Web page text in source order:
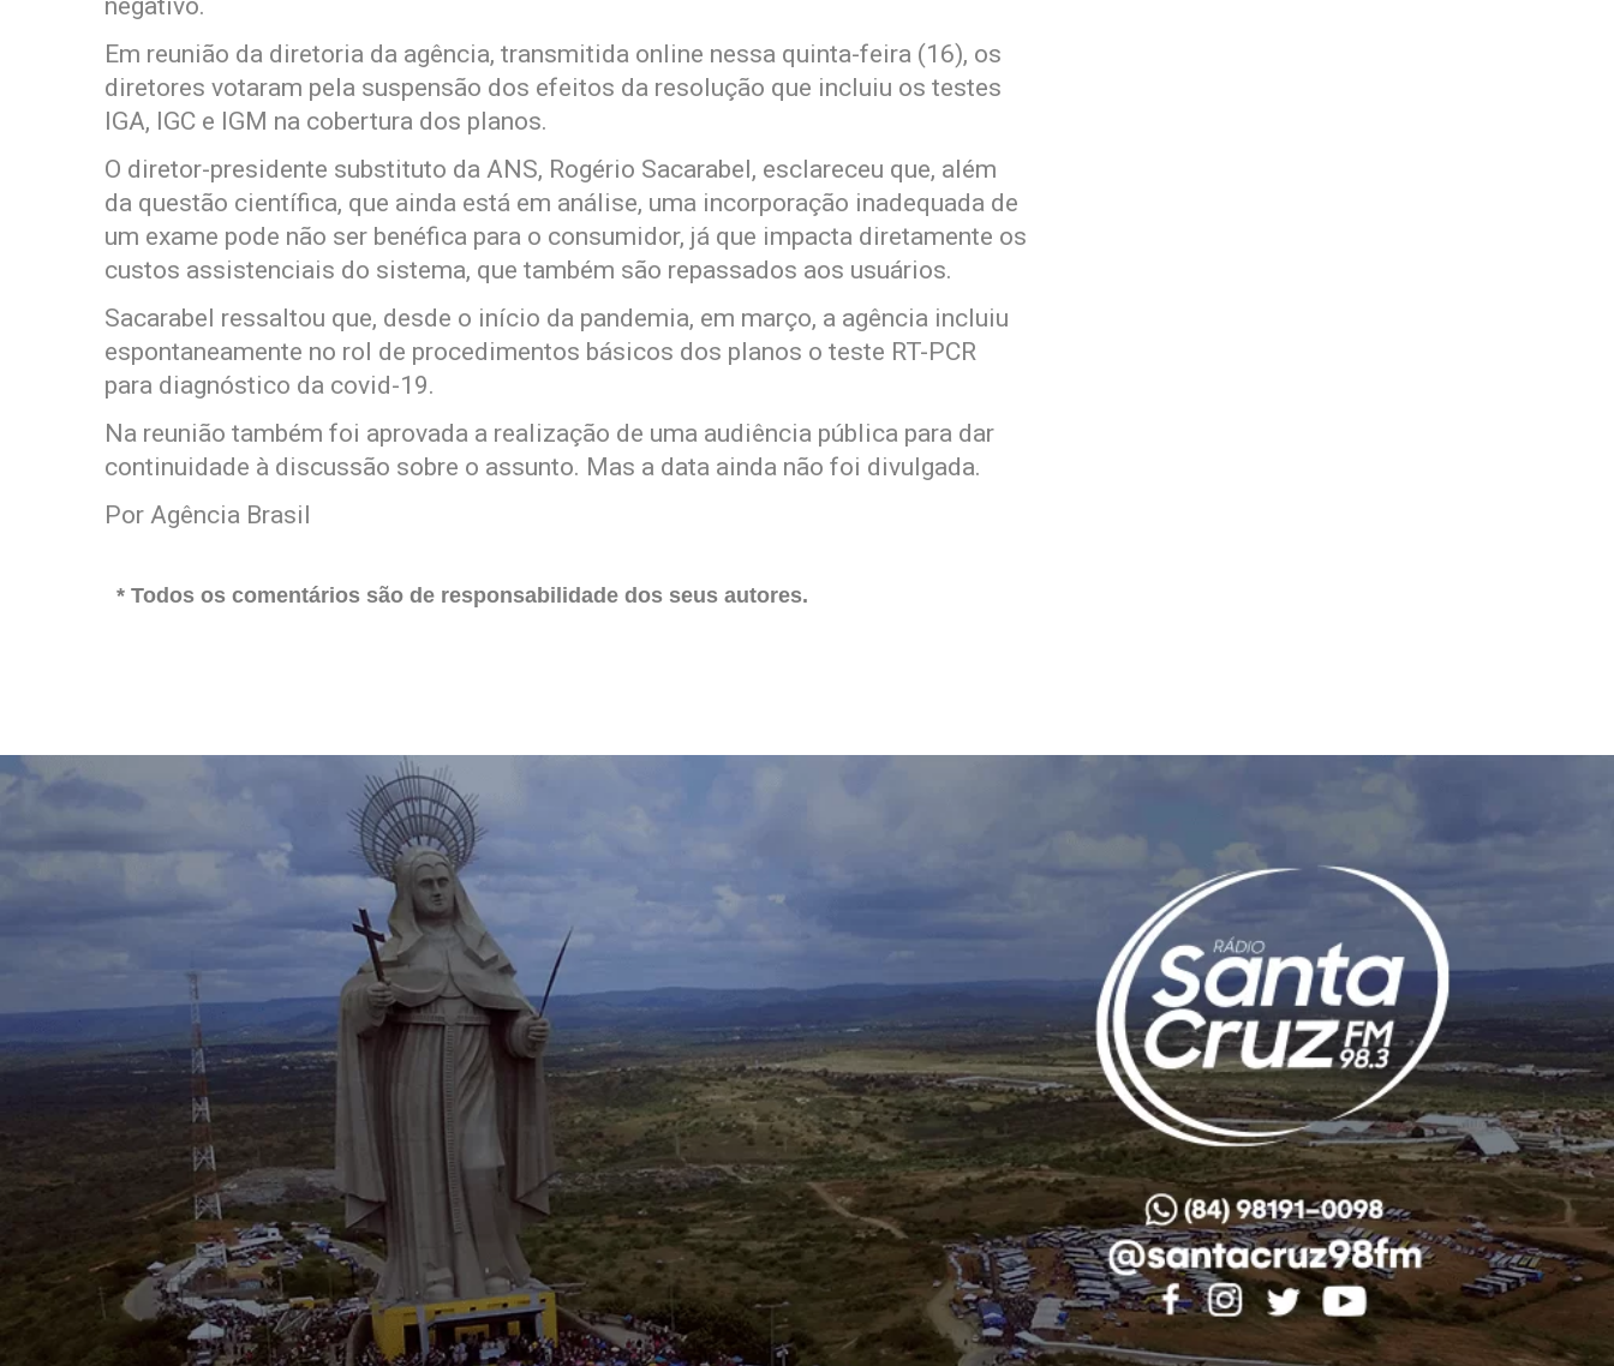
negativo.
Em reunião da diretoria da agência, transmitida online nessa quinta-feira (16), os
diretores votaram pela suspensão dos efeitos da resolução que incluiu os testes
IGA, IGC e IGM na cobertura dos planos.
O diretor-presidente substituto da ANS, Rogério Sacarabel, esclareceu que, além
da questão científica, que ainda está em análise, uma incorporação inadequada de
um exame pode não ser benéfica para o consumidor, já que impacta diretamente os
custos assistenciais do sistema, que também são repassados aos usuários.
Sacarabel ressaltou que, desde o início da pandemia, em março, a agência incluiu
espontaneamente no rol de procedimentos básicos dos planos o teste RT-PCR
para diagnóstico da covid-19.
Na reunião também foi aprovada a realização de uma audiência pública para dar
continuidade à discussão sobre o assunto. Mas a data ainda não foi divulgada.
Por Agência Brasil
* Todos os comentários são de responsabilidade dos seus autores.